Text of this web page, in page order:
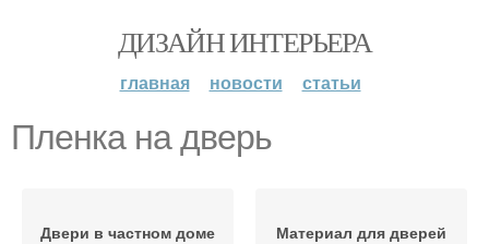
ДИЗАЙН ИНТЕРЬЕРА
главная новости статьи
Пленка на дверь
Двери в частном доме Материал для дверей